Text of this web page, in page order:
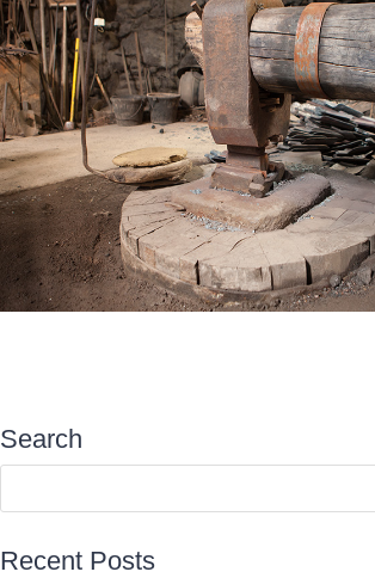
Search
Recent Posts